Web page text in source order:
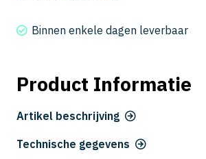
Binnen enkele dagen leverbaar
Product Informatie
Artikel beschrijving
Technische gegevens